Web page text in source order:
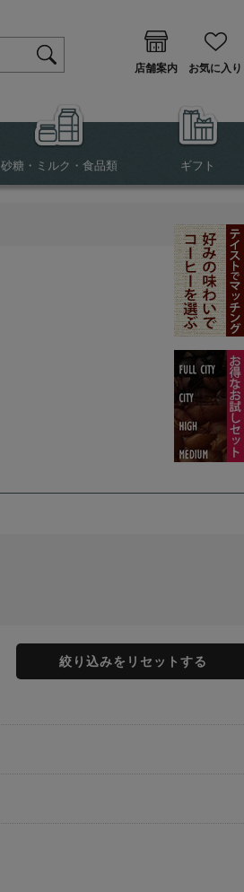
店舗案内
お気に入り
砂糖・ミルク・食品類 ギフト
絞り込みをリセットする